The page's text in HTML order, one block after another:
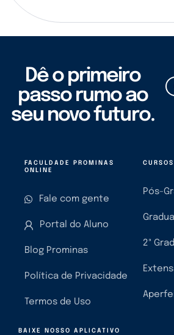
Dê o primeiro
passo rumo ao
seu novo futuro.
FACULDADE PROMINAS
ONLINE
Fale com gente
Portal do Aluno
Blog Prominas
Política de Privacidade
Termos de Uso
CURSOS
Pós-
2ª
BAIXE NOSSO APLICATIVO